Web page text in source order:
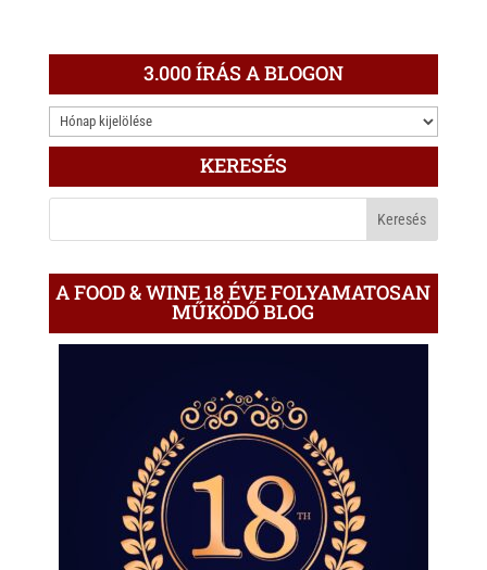
3.000 ÍRÁS A BLOGON
3.000
ÍRÁS
KERESÉS
A FOOD & WINE 18 ÉVE FOLYAMATOSAN
MŰKÖDŐ BLOG